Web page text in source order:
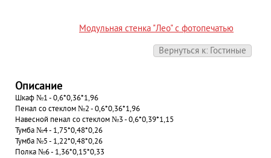
Модульная стенка "Лео" с фотопечатью
Вернуться к: Гостиные
Описание
Шкаф №1 - 0,6*0,36*1,96
Пенал со стеклом №2 - 0,6*0,36*1,96
Навесной пенал со стеклом №3 - 0,6*0,39*1,15
Тумба №4 - 1,75*0,48*0,26
Тумба №5 - 1,22*0,48*0,26
Полка №6 - 1,36*0,15*0,33